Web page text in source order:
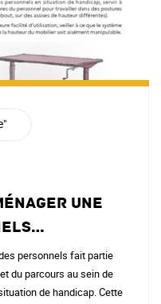
une
personnels fait partie
du parcours au sein de
de handicap. Cette